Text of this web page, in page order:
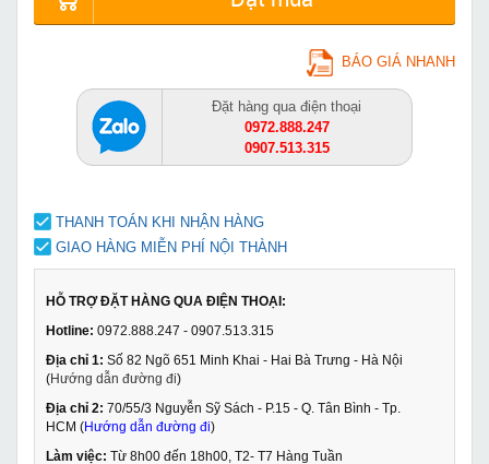
BÁO GIÁ NHANH
Đặt hàng qua điện thoại
0972.888.247
0907.513.315
THANH TOÁN KHI NHẬN HÀNG
GIAO HÀNG MIỄN PHÍ NỘI THÀNH
HỖ TRỢ ĐẶT HÀNG QUA ĐIỆN THOẠI:
Hotline: 0972.888.247 - 0907.513.315
Địa chỉ 1: Số 82 Ngõ 651 Minh Khai - Hai Bà Trưng - Hà Nội
(Hướng dẫn đường đi)
Địa chỉ 2: 70/55/3 Nguyễn Sỹ Sách - P.15 - Q. Tân Bình - Tp.
HCM (Hướng dẫn đường đi)
Làm việc: Từ 8h00 đến 18h00, T2- T7 Hàng Tuần